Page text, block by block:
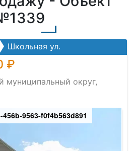
Школьная ул.
₽
муниципальный округ,
456b-9563-f0f4b563d891